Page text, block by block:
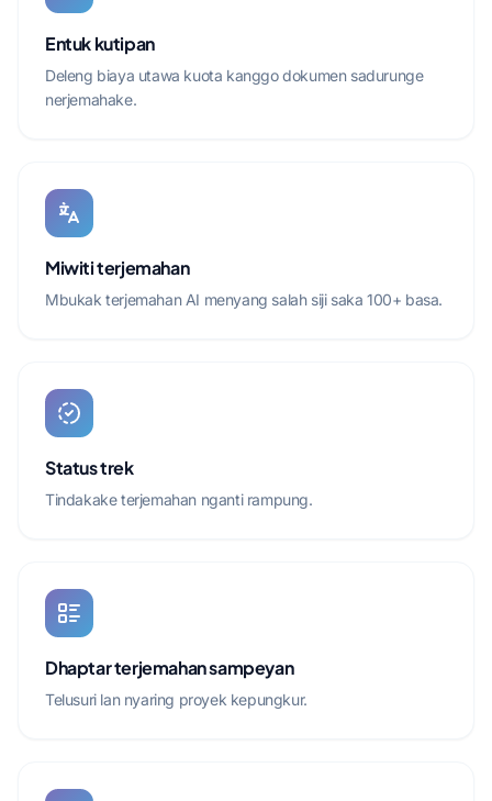
Entuk kutipan
Deleng biaya utawa kuota kanggo dokumen sadurunge
nerjemahake.
Miwiti terjemahan
Mbukak terjemahan AI menyang salah siji saka 100+ basa.
Status trek
Tindakake terjemahan nganti rampung.
Dhaptar terjemahan sampeyan
Telusuri lan nyaring proyek kepungkur.